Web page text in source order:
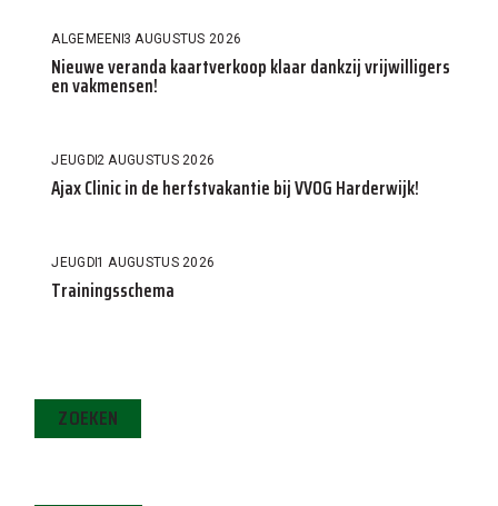
ALGEMEEN3 AUGUSTUS 2026
Nieuwe veranda kaartverkoop klaar dankzij vrijwilligers
en vakmensen!
JEUGD2 AUGUSTUS 2026
Ajax Clinic in de herfstvakantie bij VVOG Harderwijk!
JEUGD1 AUGUSTUS 2026
Trainingsschema
ZOEKEN